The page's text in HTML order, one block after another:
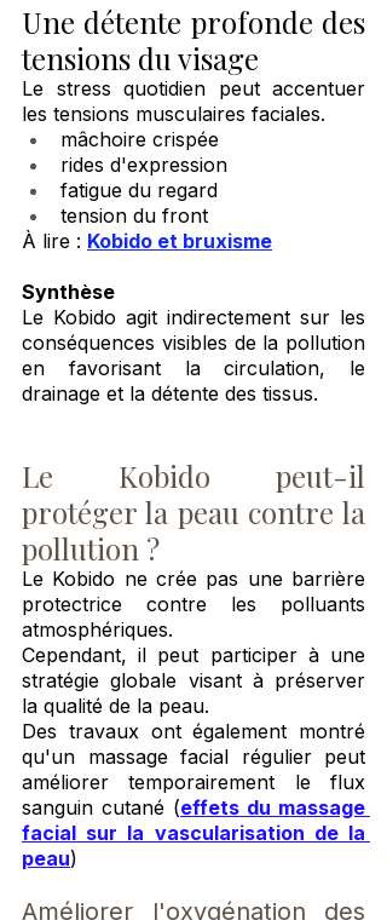
Une détente profonde des
tensions du visage
Le stress quotidien peut accentuer
les tensions musculaires faciales.
mâchoire crispée
rides d'expression
fatigue du regard
tension du front
À lire : Kobido et bruxisme
Synthèse
Le Kobido agit indirectement sur les
conséquences visibles de la pollution
en favorisant la circulation, le
drainage et la détente des tissus.
Le Kobido peut-il
protéger la peau contre la
pollution ?
Le Kobido ne crée pas une barrière
protectrice contre les polluants
atmosphériques.
Cependant, il peut participer à une
stratégie globale visant à préserver
la qualité de la peau.
Des travaux ont également montré
qu'un massage facial régulier peut
améliorer temporairement le flux
sanguin cutané (effets du massage
facial sur la vascularisation de la
peau)
Améliorer l'oxygénation des